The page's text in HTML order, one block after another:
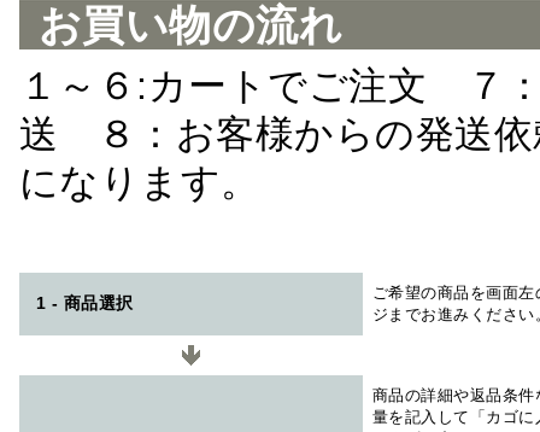
お買い物の流れ
１～６:カートでご注文 ７
送 ８：お客様からの発送
になります。
1 - 商品選択
ご希望の商品を画面
ジまでお進みください
商品の詳細や返品条
量を記入して「カゴ